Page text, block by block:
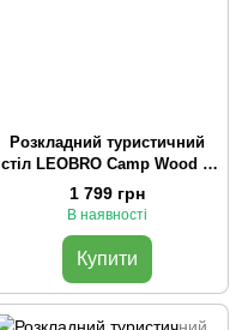
Розкладний туристичний
стіл LEOBRO Camp Wood L
(LB-1067)
1 799 грн
В наявності
Купити